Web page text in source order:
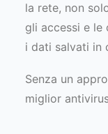
la rete, non
gli accessi e le
i dati salvati in
Senza un
miglior